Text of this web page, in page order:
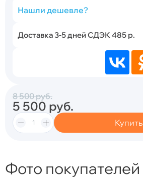
Нашли дешевле?
Доставка 3-5 дней СДЭК 485 р.
8 500руб.
5 500 руб.
Купить
Фото покупателей